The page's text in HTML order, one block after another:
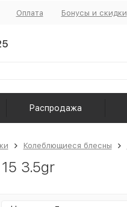
Оплата Бонусы и скидки
Распродажа
Колеблющиеся блесны
3.5gr